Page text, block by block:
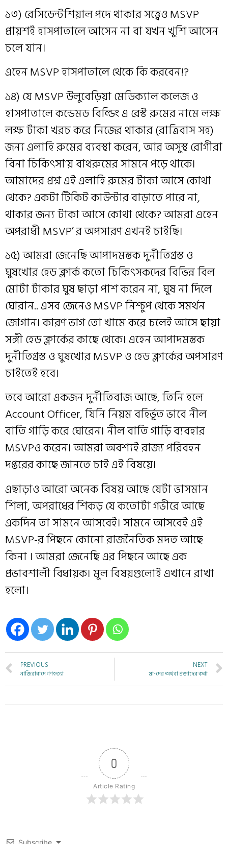
১৩) রেসিডেন্টশিয়াল পদে থাকার সত্ত্বেও MSVP
প্রায়শই হাসপাতালে আসেন না বা যখন খুশি আসেন
চলে যান।
এহেন MSVP হাসপাতালে থেকে কি করবেন!?
১৪) যে MSVP উলুবেড়িয়া মেডিক্যাল কলেজ ও
হাসপাতালে কন্ডেমড বিল্ডিং এ রেস্ট রুমের নামে লক্ষ
লক্ষ টাকা খরচ করে নিজের থাকার (রাত্রিবাস সহ)
জন্য এলাহি রুমের ব্যবস্থা করেন, আর অসুস্থ রোগীরা
বিনা চিকিৎসা’য় বাথরুমের সামনে পড়ে থাকে।
আমাদের প্রশ্ন এই এলাহি রুমের টাকা আসে কোথা
থেকে? একটা টিকিট কাউন্টার বাড়াতে পারে না,
থাকার জন্য টাকা আসে কোথা থেকে? আমরা এহেন
অপরাধী MSVP’ র অপসারণ এখনই চাইছি।
১৫) আমরা জেনেছি আপাদমস্তক দুর্নীতিগ্রস্ত ও
ঘুষখোর হেড ক্লার্ক কতো চিকিৎসকদের বিভিন্ন বিল
মোটা টাকার ঘুষ ছাড়া পাশ করেন না, ঘুষ না দিলে
ঘোরান.. এসব জেনেও MSVP নিশ্চুপ থেকে সমর্থন
জোগান। কারণ ভাগ তো খামে করে চলেই আসে ছায়া
সঙ্গী হেড ক্লার্কের কাছে থেকে। এহেন আপাদমস্তক
দুর্নীতিগ্রস্ত ও ঘুষখোর MSVP ও হেড ক্লার্কের অপসারণ
চাইতেই হবে।
তবে আরো একজন দুর্নীতিবাজ আছে, তিনি হলে
Account Officer, যিনি নিয়ম বহির্ভূত ভাবে নীল
বাতি গাড়ি করে ঘোরেন। নীল বাতি গাড়ি ব্যবহার
MSVPও করেন। আমরা অবশ্যই রাজ্য পরিবহন
দপ্তরের কাছে জানতে চাই এই বিষয়ে।
এছাড়াও আরো অনেক বিষয় আছে যেটা ভাসমান
শিলা, অপরাধের শিকড় যে কতোটা গভীরে আছে
একদিন তা সামনে আসবেই। সামনে আসবেই এই
MSVP-র পিছনে কোনো রাজনৈতিক মদত আছে
কিনা । আমরা জেনেছি এর পিছনে আছে এক
প্রভাবশালী বিধায়ক। মূল বিষয়গুলোই এখানে রাখা
হলো।
PREVIOUS
নাজিরাবাদে গণহত্যা
NEXT
মা-দের অথবা প্রজাদের কথা
0
Article Rating
Subscribe